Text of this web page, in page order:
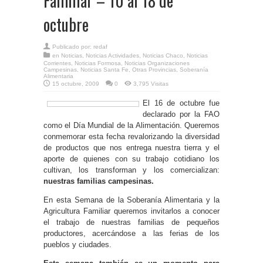
octubre
Publicado por: redaf
en Noticias Noticias Actividades Noticias Chaco
Noticias
Corrientes
Noticias Formosa
Noticias Organizaciones
Campesinas
Noticias Santa Fe Otras Provincias Soberanía
Alimentaria
15 octubre, 2009
0 3,795 Visitas
El 16 de octubre fue
declarado por la FAO
como el Día Mundial de la Alimentación. Queremos
conmemorar esta fecha revalorizando la diversidad
de productos que nos entrega nuestra tierra y el
aporte de quienes con su trabajo cotidiano los
cultivan, los transforman y los comercializan:
nuestras familias campesinas.
En esta Semana de la Soberanía Alimentaria y la
Agricultura Familiar queremos invitarlos a conocer
el trabajo de nuestras familias de pequeños
productores, acercándose a las ferias de los
pueblos y ciudades.